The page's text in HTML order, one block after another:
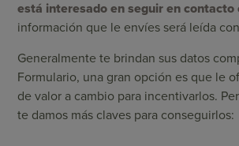
está interesado en seguir en contacto
información que le envíes será leída
Generalmente te brindan sus datos
Formulario, una gran opción es que le
de valor a cambio para incentivarlos.
te damos más claves para conseguirlos: